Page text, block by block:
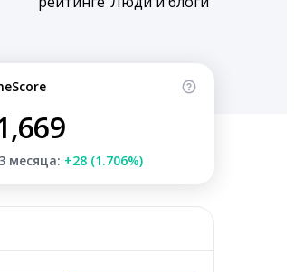
месяца: +28 (1.706%)